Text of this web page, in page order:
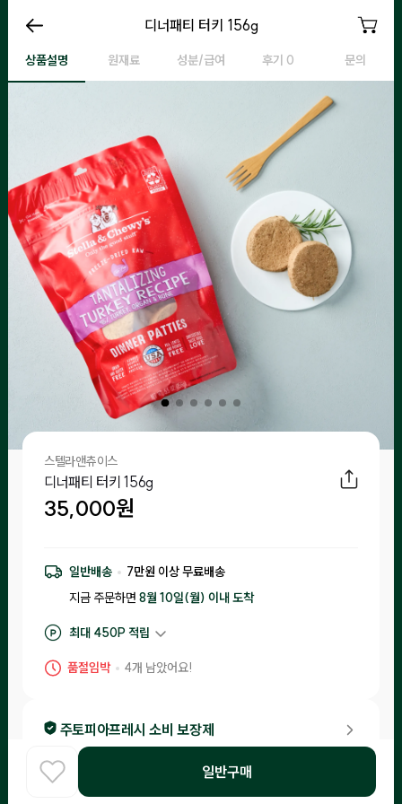
디너패티 터키 156g
디너패티 터키 156g
상품설명 원재료 성분/급여 후기 0 문의
디너패티 터키 156g
스텔라앤츄이스
디너패티 터키 156g
35,000원
일반배송 7만원 이상 무료배송
지금 주문하면 8월 10일(월) 이내 도착
최대 450P 적립
후기 작성 시 최대450P 적립
품절임박 4개 남았어요!
주토피아프레시 소비 보장제
•소비기한이 20일 이내 남은 제품은 체험을 신청한 고객님들께 랜
덤으로 배송해드리니 편하게 급여해 보세요!
홈
일반구매